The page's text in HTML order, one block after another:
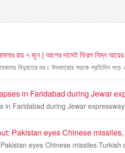
রায় ৭ জুন | আগের দামেই ফিরল নিম্ন আয়ের
বিদ্যুতের দর। ঈদযাত্রায় সড়কে প্রতিদিন গড়ে
in Faridabad during Jewar
in Faridabad during Jewar
Pakistan eyes Chinese
eyes Chinese missiles Turkish